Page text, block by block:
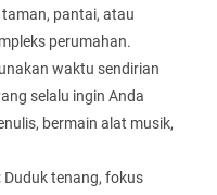
pantai, atau
perumahan.
waktu sendirian
selalu ingin Anda
bermain alat musik,
Duduk tenang, fokus